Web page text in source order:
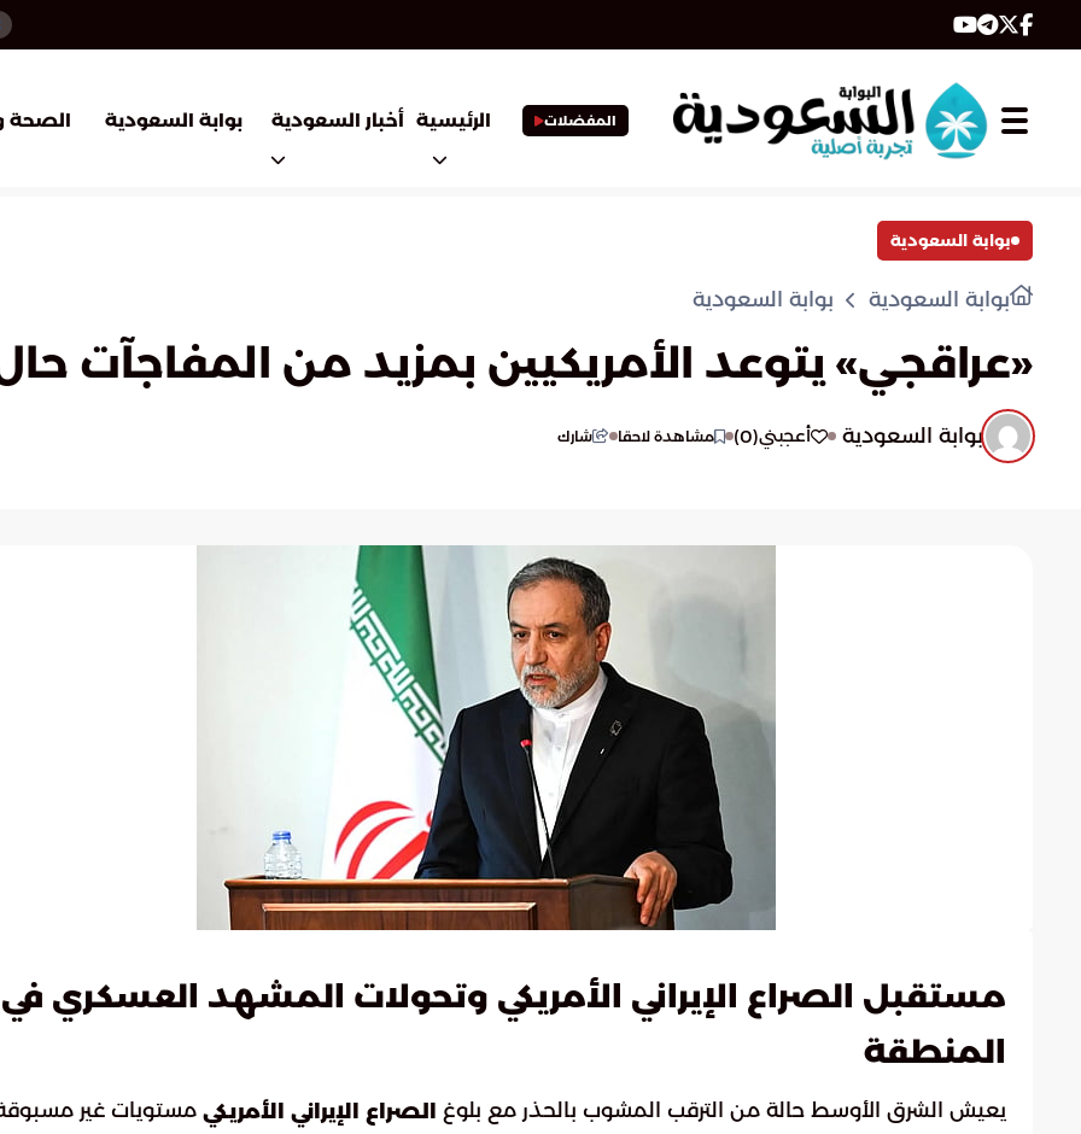
المفضلات الرئيسية أخبار السعودية بوابة السعودية الصحة
بوابة السعودية
بوابة السعودية بوابة السعودية
«عراقجي» يتوعد الأمريكيين بمزيد من المفاجآت
بوابة السعودية أعجبني(
0
) مشاهدة لاحقا شارك
مستقبل الصراع الإيراني الأمريكي وتحولات المشهد العسكري في
المنطقة
يعيش الشرق الأوسط حالة من الترقب المشوب بالحذر مع بلوغ الصراع الإيراني الأمريكي مستويات غير